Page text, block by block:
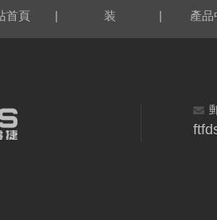
首頁 | 装 | 產品